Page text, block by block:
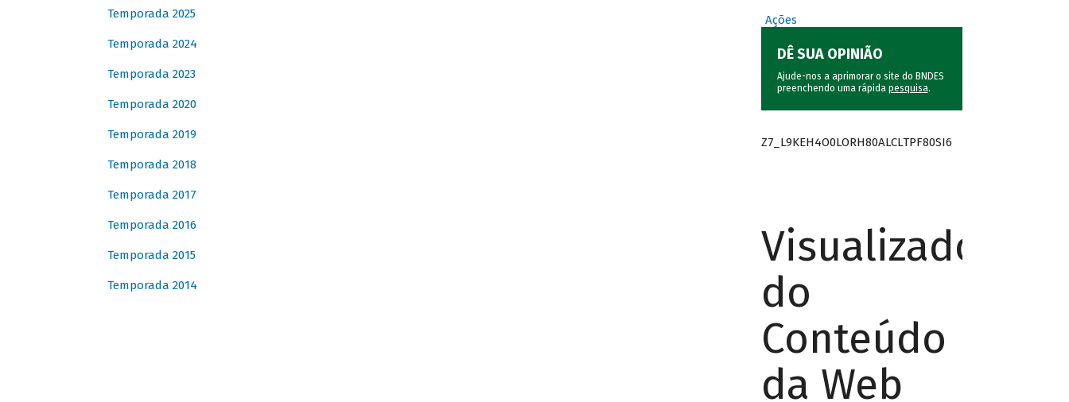
Temporada 2025
Temporada 2024
Temporada 2023
Temporada 2020
Temporada 2019
Temporada 2018
Temporada 2017
Temporada 2016
Temporada 2015
Temporada 2014
Ações
DÊ SUA OPINIÃO
Ajude-nos a aprimorar o site do BNDES
preenchendo uma rápida pesquisa.
Z7_L9KEH4O0LORH80ALCLTPF80SI6
Visualizador
do
Conteúdo
da Web